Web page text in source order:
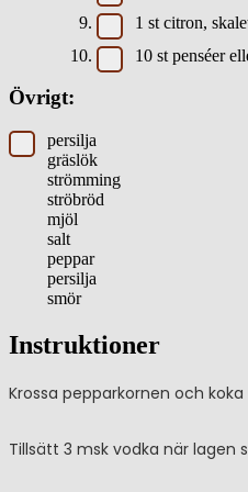
1 st citron,
10 st penséer
Övrigt:
persilja
gräslök
strömming
ströbröd
mjöl
salt
peppar
persilja
smör
Instruktioner
Krossa pepparkornen och
Tillsätt 3 msk vodka när lagen